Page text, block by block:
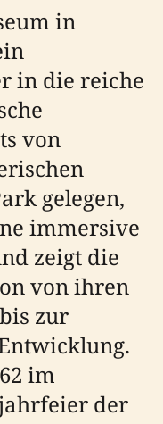
in
in die reiche
von
gelegen,
immersive
zeigt die
von ihren
zur
im
der